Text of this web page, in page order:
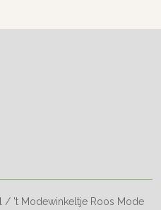
/ 't Modewinkeltje Roos Mode